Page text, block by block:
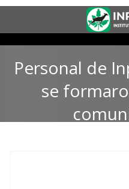
Personal de
se